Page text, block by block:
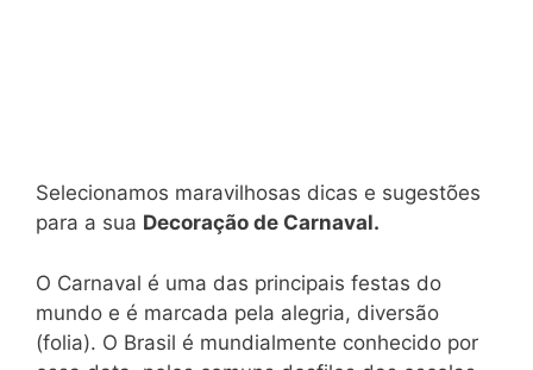
Selecionamos maravilhosas dicas e sugestões
para a sua Decoração de Carnaval.
O Carnaval é uma das principais festas do
mundo e é marcada pela alegria, diversão
(folia). O Brasil é mundialmente conhecido por